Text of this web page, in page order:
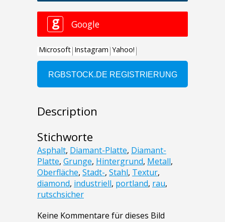
Description
Stichworte
Asphalt, Diamant-Platte, Diamant-
Platte, Grunge, Hintergrund, Metall,
Oberfläche, Stadt-, Stahl, Textur,
diamond, industriell, portland, rau,
rutschsicher
Keine Kommentare für dieses Bild